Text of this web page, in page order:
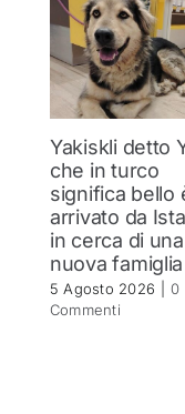
Yakiskli detto
che in turco
significa bello
arrivato da
in cerca di una
nuova famiglia
5 Agosto 2026
0
Commenti